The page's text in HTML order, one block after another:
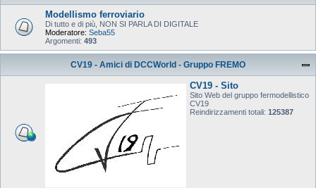
Modellismo ferroviario
Di tutto e di più, NON SI PARLA DI DIGITALE
Moderatore: Seba55
Argomenti: 493
CV19 - Amici di DCCWorld - Gruppo FREMO
CV19 - Sito
Sito Web del gruppo fermodellistico
CV19
Reindirizzamenti totali: 125387